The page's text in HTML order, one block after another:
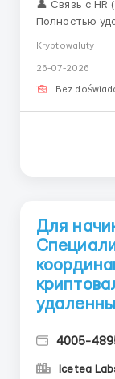
👤 Связь с HR
Полностью удалённо Опыт: Не
ценим
вкладываться
Kryptowaluty
26-07-2026
Bez
Для
4005-
Icetea